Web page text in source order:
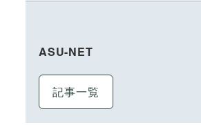
ASU-NET
記事一覧